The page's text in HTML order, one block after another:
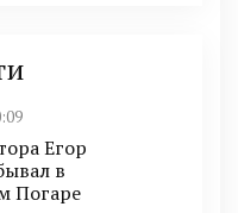
Егор
в
Погаре